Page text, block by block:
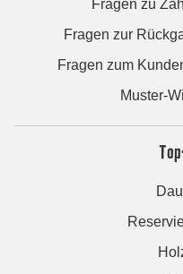
Fragen zu
Fragen zur
Fragen zum
Muster-